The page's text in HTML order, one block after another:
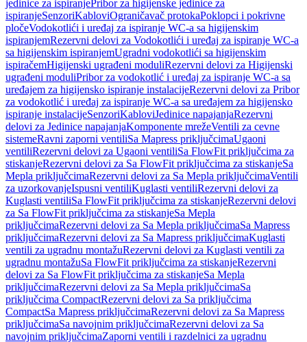
jedinice za ispiranjePribor za higijenske jedinice za
ispiranjeSenzoriKabloviOgraničavač protokaPoklopci i pokrivne
pločeVodokotlići i uređaj za ispiranje WC-a sa higijenskim
ispiranjemRezervni delovi za Vodokotlići i uređaj za ispiranje WC-a
sa higijenskim ispiranjemUgradni vodokotlići sa higijenskim
ispiračemHigijenski ugrađeni moduliRezervni delovi za Higijenski
ugrađeni moduliPribor za vodokotlić i uređaj za ispiranje WC-a sa
uređajem za higijensko ispiranje instalacijeRezervni delovi za Pribor
za vodokotlić i uređaj za ispiranje WC-a sa uređajem za higijensko
ispiranje instalacijeSenzoriKabloviJedinice napajanjaRezervni
delovi za Jedinice napajanjaKomponente mrežeVentili za cevne
sistemeRavni zaporni ventiliSa Mapress priključcimaUgaoni
ventiliRezervni delovi za Ugaoni ventiliSa FlowFit priključcima za
stiskanjeRezervni delovi za Sa FlowFit priključcima za stiskanjeSa
Mepla priključcimaRezervni delovi za Sa Mepla priključcimaVentili
za uzorkovanjeIspusni ventiliKuglasti ventiliRezervni delovi za
Kuglasti ventiliSa FlowFit priključcima za stiskanjeRezervni delovi
za Sa FlowFit priključcima za stiskanjeSa Mepla
priključcimaRezervni delovi za Sa Mepla priključcimaSa Mapress
priključcimaRezervni delovi za Sa Mapress priključcimaKuglasti
ventili za ugradnu montažuRezervni delovi za Kuglasti ventili za
ugradnu montažuSa FlowFit priključcima za stiskanjeRezervni
delovi za Sa FlowFit priključcima za stiskanjeSa Mepla
priključcimaRezervni delovi za Sa Mepla priključcimaSa
priključcima CompactRezervni delovi za Sa priključcima
CompactSa Mapress priključcimaRezervni delovi za Sa Mapress
priključcimaSa navojnim priključcimaRezervni delovi za Sa
navojnim priključcimaZaporni ventili i razdelnici za ugradnu